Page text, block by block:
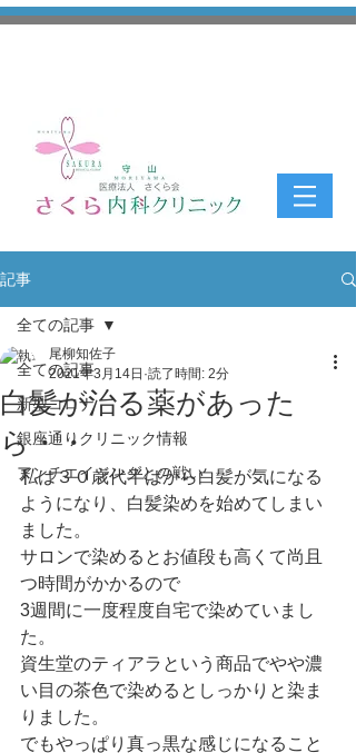
記事
全ての記事
新型コロナ
銀座通りクリニック情報
アンチエイジングとの戦い
全ての記事
白髪が治る薬があった
ら・・
尾柳知佐子
2021年3月14日 読了時間: 2分
私は３０歳代半ばから白髪が気になる
ようになり、白髪染めを始めてしまい
ました。
サロンで染めるとお値段も高くて尚且
つ時間がかかるので
3週間に一度程度自宅で染めていまし
た。
資生堂のティアラという商品でやや濃
い目の茶色で染めるとしっかりと染ま
りました。
でもやっぱり真っ黒な感じになること